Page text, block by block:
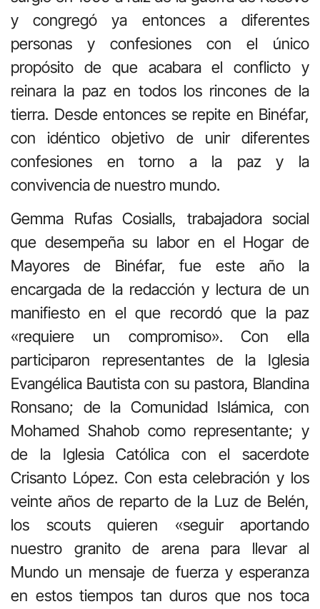
y congregó ya entonces a diferentes
personas y confesiones con el único
propósito de que acabara el conflicto y
reinara la paz en todos los rincones de la
tierra. Desde entonces se repite en Binéfar,
con idéntico objetivo de unir diferentes
confesiones en torno a la paz y la
convivencia de nuestro mundo.
Gemma Rufas Cosialls, trabajadora social
que desempeña su labor en el Hogar de
Mayores de Binéfar, fue este año la
encargada de la redacción y lectura de un
manifiesto en el que recordó que la paz
«requiere un compromiso». Con ella
participaron representantes de la Iglesia
Evangélica Bautista con su pastora, Blandina
Ronsano; de la Comunidad Islámica, con
Mohamed Shahob como representante; y
de la Iglesia Católica con el sacerdote
Crisanto López. Con esta celebración y los
veinte años de reparto de la Luz de Belén,
los scouts quieren «seguir aportando
nuestro granito de arena para llevar al
Mundo un mensaje de fuerza y esperanza
en estos tiempos tan duros que nos toca